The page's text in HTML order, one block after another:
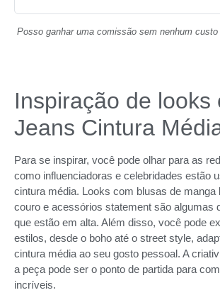
Posso ganhar uma comissão sem nenhum custo
Inspiração de looks
Jeans Cintura
Para se inspirar, você pode olhar para as
como influenciadoras e celebridades estão
cintura média. Looks com blusas de manga
couro e acessórios statement são algumas
que estão em alta. Além disso, você pode
estilos, desde o boho até o street style,
cintura média ao seu gosto pessoal. A
a peça pode ser o ponto de partida para
incríveis.